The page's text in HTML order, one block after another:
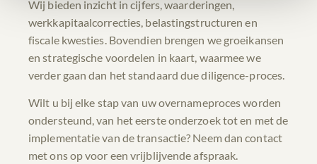
Wij bieden inzicht in cijfers, waarderingen,
werkkapitaalcorrecties, belastingstructuren en
fiscale kwesties. Bovendien brengen we groeikansen
en strategische voordelen in kaart, waarmee we
verder gaan dan het standaard due diligence-proces.
Wilt u bij elke stap van uw overnameproces worden
ondersteund, van het eerste onderzoek tot en met de
implementatie van de transactie? Neem dan contact
met ons op voor een vrijblijvende afspraak.